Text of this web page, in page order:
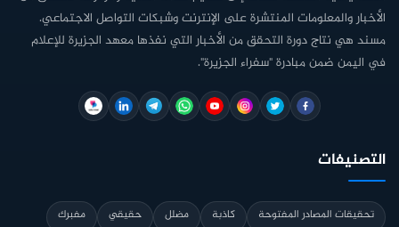
الأخبار والمعلومات المنتشرة على الإنترنت وشبكات التواصل الاجتماعي.
مسند هي نتاج دورة التحقق من الأخبار التي نفذها معهد الجزيرة للإعلام
في اليمن ضمن مبادرة "سفراء الجزيرة".
التصنيفات
تحقيقات المصادر المفتوحة كاذبة مضلل حقيقي
مفبرك